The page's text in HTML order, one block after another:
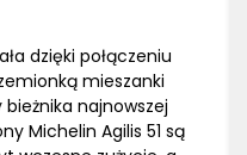
dzięki połączeniu
mieszanki
najnowszej
Michelin Agilis 51 są